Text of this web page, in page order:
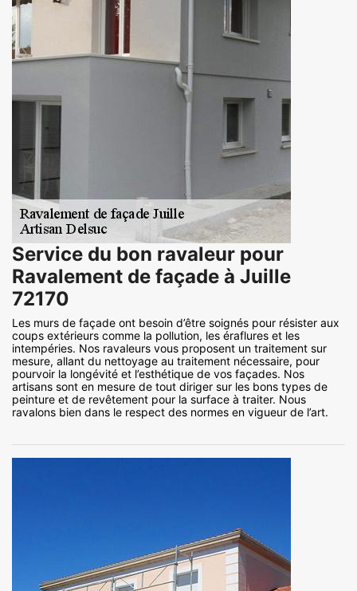
Service du bon ravaleur pour
Ravalement de façade à Juille
72170
Les murs de façade ont besoin d’être soignés pour résister aux
coups extérieurs comme la pollution, les éraflures et les
intempéries. Nos ravaleurs vous proposent un traitement sur
mesure, allant du nettoyage au traitement nécessaire, pour
pourvoir la longévité et l’esthétique de vos façades. Nos
artisans sont en mesure de tout diriger sur les bons types de
peinture et de revêtement pour la surface à traiter. Nous
ravalons bien dans le respect des normes en vigueur de l’art.